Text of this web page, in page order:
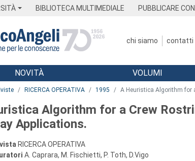
BIBLIOTECA MULTIMEDIALE PUBBLICARE CON
chi siamo contatti
NOVITÀ VOLUMI
RICERCA OPERATIVA 1995 A Heuristica Algorithm for
Algorithm for a Crew
Applications.
RICERCA OPERATIVA
A. Caprara, M. Fischietti, P. Toth, D.Vigo